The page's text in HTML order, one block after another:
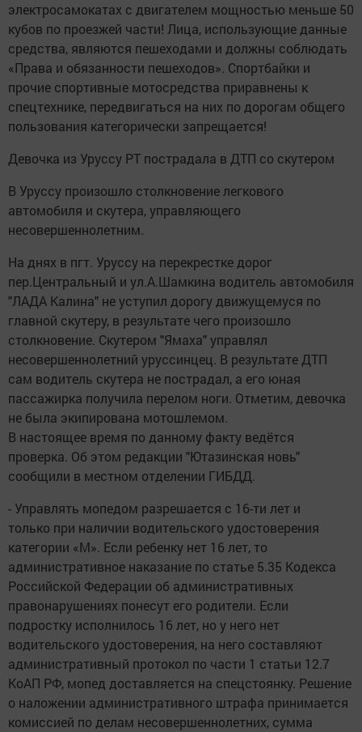
электросамокатах с двигателем мощностью меньше 50
кубов по проезжей части! Лица, использующие данные
средства, являются пешеходами и должны соблюдать
«Права и обязанности пешеходов». Спортбайки и
прочие спортивные мотосредства приравнены к
спецтехнике, передвигаться на них по дорогам общего
пользования категорически запрещается!
Девочка из Уруссу РТ пострадала в ДТП со скутером
В Уруссу произошло столкновение легкового
автомобиля и скутера, управляющего
несовершеннолетним.
На днях в пгт. Уруссу на перекрестке дорог
пер.Центральный и ул.А.Шамкина водитель автомобиля
"ЛАДА Калина" не уступил дорогу движущемуся по
главной скутеру, в результате чего произошло
столкновение. Скутером "Ямаха" управлял
несовершеннолетний уруссинцец. В результате ДТП
сам водитель скутера не пострадал, а его юная
пассажирка получила перелом ноги. Отметим, девочка
не была экипирована мотошлемом.
В настоящее время по данному факту ведётся
проверка. Об этом редакции "Ютазинская новь"
сообщили в местном отделении ГИБДД.
- Управлять мопедом разрешается с 16-ти лет и
только при наличии водительского удостоверения
категории «М». Если ребенку нет 16 лет, то
административное наказание по статье 5.35 Кодекса
Российской Федерации об административных
правонарушениях понесут его родители. Если
подростку исполнилось 16 лет, но у него нет
водительского удостоверения, на него составляют
административный протокол по части 1 статьи 12.7
КоАП РФ, мопед доставляется на спецстоянку. Решение
о наложении административного штрафа принимается
комиссией по делам несовершеннолетних, сумма